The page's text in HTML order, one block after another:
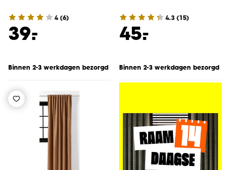
4(6)
39.
-
Binnen 2-3 werkdagen bezorgd
4.3 (15)
45.
-
Binnen 2-3 werkdagen bezorgd